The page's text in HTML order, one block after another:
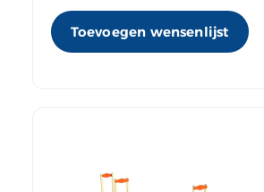
Toevoegen wensenlijst